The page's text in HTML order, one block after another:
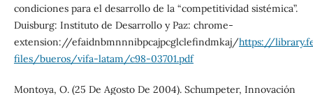
condiciones para el desarrollo de la “competitividad sistémica”.
Duisburg: Instituto de Desarrollo y Paz: chrome-
extension://efaidnbmnnnibpcajpcglclefindmkaj/https://
files/bueros/vifa-latam/c98-03701.pdf
Montoya, O. (25 De Agosto De 2004). Schumpeter, Innovación